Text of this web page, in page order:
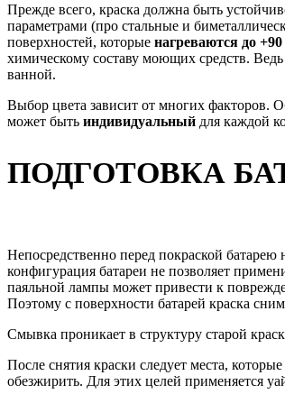
Прежде всего, краска должна быть
параметрами (про стальные и
поверхностей, которые нагреваются до +90
химическому составу моющих средств.
ванной.
Выбор цвета зависит от многих факторов.
может быть индивидуальный для каждой
ПОДГОТОВКА
Непосредственно перед покраской
конфигурация батареи не позволяет
паяльной лампы может привести к
Поэтому с поверхности батарей краска
Смывка проникает в структуру старой
После снятия краски следует места,
обезжирить. Для этих целей применяется